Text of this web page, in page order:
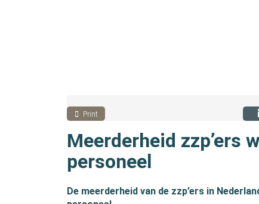
Print
Meerderheid zzp’ers
personeel
De meerderheid van de zzp’ers in